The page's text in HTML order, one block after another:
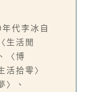
代李冰自
生活閒
〈博
活拾零〉
〉、